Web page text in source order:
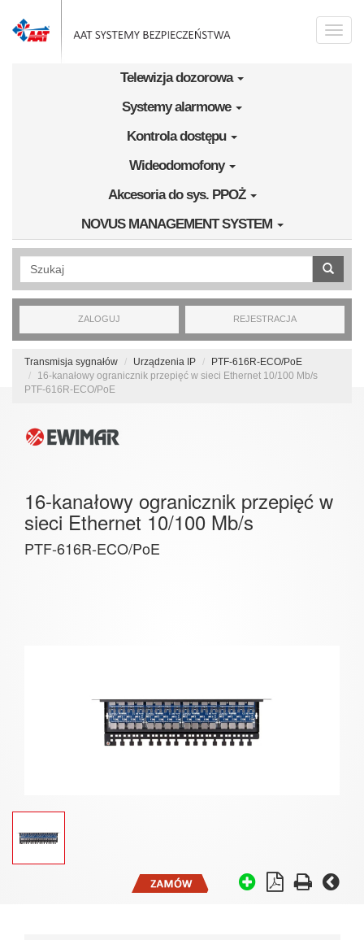
Toggle
Telewizja dozorowa
Systemy alarmowe
Kontrola dostępu
Wideodomofony
Akcesoria do sys. PPOŻ
NOVUS MANAGEMENT SYSTEM
Wyszukiwanie pełnotekstowe
ZALOGUJ REJESTRACJA
Transmisja sygnałów Urządzenia IP
PTF-616R-ECO/PoE
16-kanałowy ogranicznik przepięć w sieci Ethernet 10/100 Mb/s
PTF-616R-ECO/PoE
16-kanałowy ogranicznik przepięć w
sieci Ethernet 10/100 Mb/s
PTF-616R-ECO/PoE